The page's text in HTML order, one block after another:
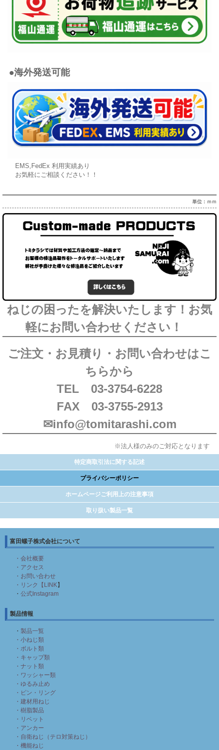
●海外発送可能
EMS,FedEx 利用実績あり
お気軽にご相談ください！！
単位：ｍｍ
ねじの困ったを解決いたします！お気
軽にお問い合わせください！
ご注文・お見積り・お問い合わせはこ
ちらから
TEL 03-3754-6228
FAX 03-3755-2913
✉info@tomitarashi.com
※法人様のみのご対応となります
特定商取引法に関する記述
プライバシーポリシー
ホームページご利用上の注意事項
取り扱い製品一覧
富田螺子株式会社について
・会社概要
・アクセス
・お問い合わせ
・リンク【LINK】
・ 公式Instagram
製品情報
・ 製品一覧
・小ねじ類
・ボルト類
・キャップ類
・ナット類
・ワッシャー類
・ゆるみ止め
・ピン・リング
・建材用ねじ
・樹脂製品
・リベット
・アンカー
・自衛ねじ（テロ対策ねじ）
・機能ねじ